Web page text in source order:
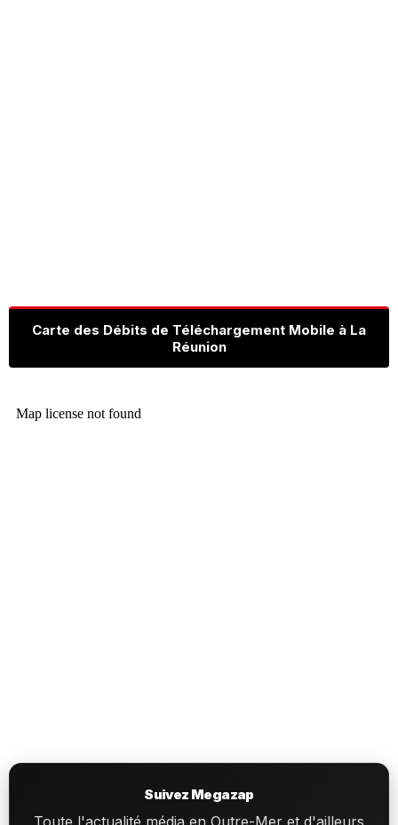
Carte des Débits de Téléchargement Mobile à La
Réunion
Suivez Megazap
Toute l'actualité média en Outre-Mer et d'ailleurs